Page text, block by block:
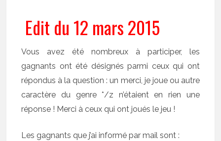
Edit du 12 mars 2015
Vous avez été nombreux à participer, les
gagnants ont été désignés parmi ceux qui ont
répondus à la question : un merci, je joue ou autre
caractère du genre */z n’étaient en rien une
réponse ! Merci à ceux qui ont joués le jeu !
Les gagnants que j’ai informé par mail sont :